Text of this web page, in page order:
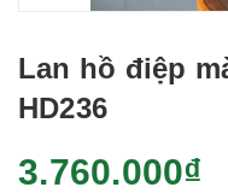
Lan hồ điệp
HD236
3.760.000₫